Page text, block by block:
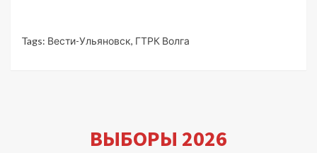
Tags: Вести-Ульяновск, ГТРК Волга
ВЫБОРЫ 2026